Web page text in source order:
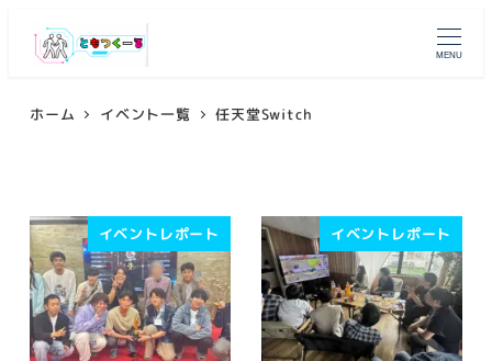
MENU
ホーム イベント一覧 任天堂Switch
イベントレポート イベントレポート